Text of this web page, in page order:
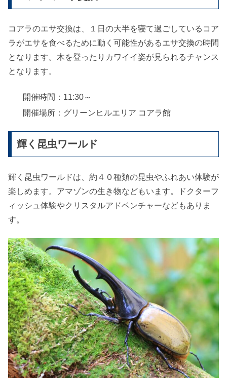
コアラのエサ交換は、１日の大半を寝て過ごしているコア
ラがエサを食べるために動く可能性があるエサ交換の時間
となります。木を登ったりカワイイ姿が見られるチャンス
となります。
開催時間：11:30～
開催場所：グリーンヒルエリア コアラ館
輝く昆虫ワールド
輝く昆虫ワールドは、約４０種類の昆虫やふれあい体験が
楽しめます。アマゾンの生き物などもいます。ドクターフ
ィッシュ体験やクリスタルアドベンチャーなどもありま
す。